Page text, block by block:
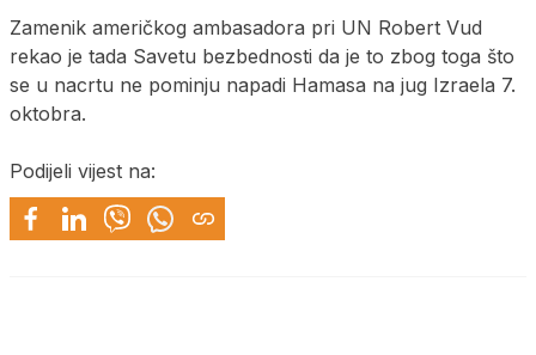
Zamenik američkog ambasadora pri UN Robert Vud
rekao je tada Savetu bezbednosti da je to zbog toga što
se u nacrtu ne pominju napadi Hamasa na jug Izraela 7.
oktobra.
Podijeli vijest na: